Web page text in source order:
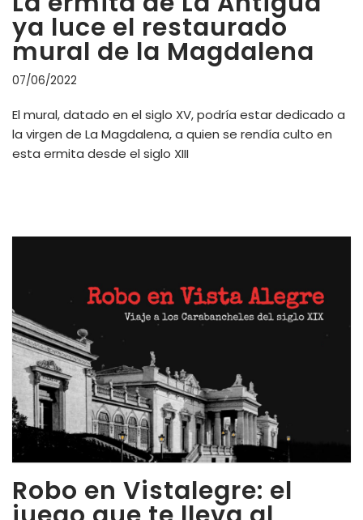
ya luce el restaurado
mural de la Magdalena
07/06/2022
El mural, datado en el siglo XV, podría estar dedicado a
la virgen de La Magdalena, a quien se rendía culto en
esta ermita desde el siglo XIII
Robo en Vistalegre: el